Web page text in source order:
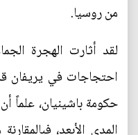
من روسيا.
لقد أثارت الهجرة
احتجاجات في يريفان
حكومة باشينيان، علماً